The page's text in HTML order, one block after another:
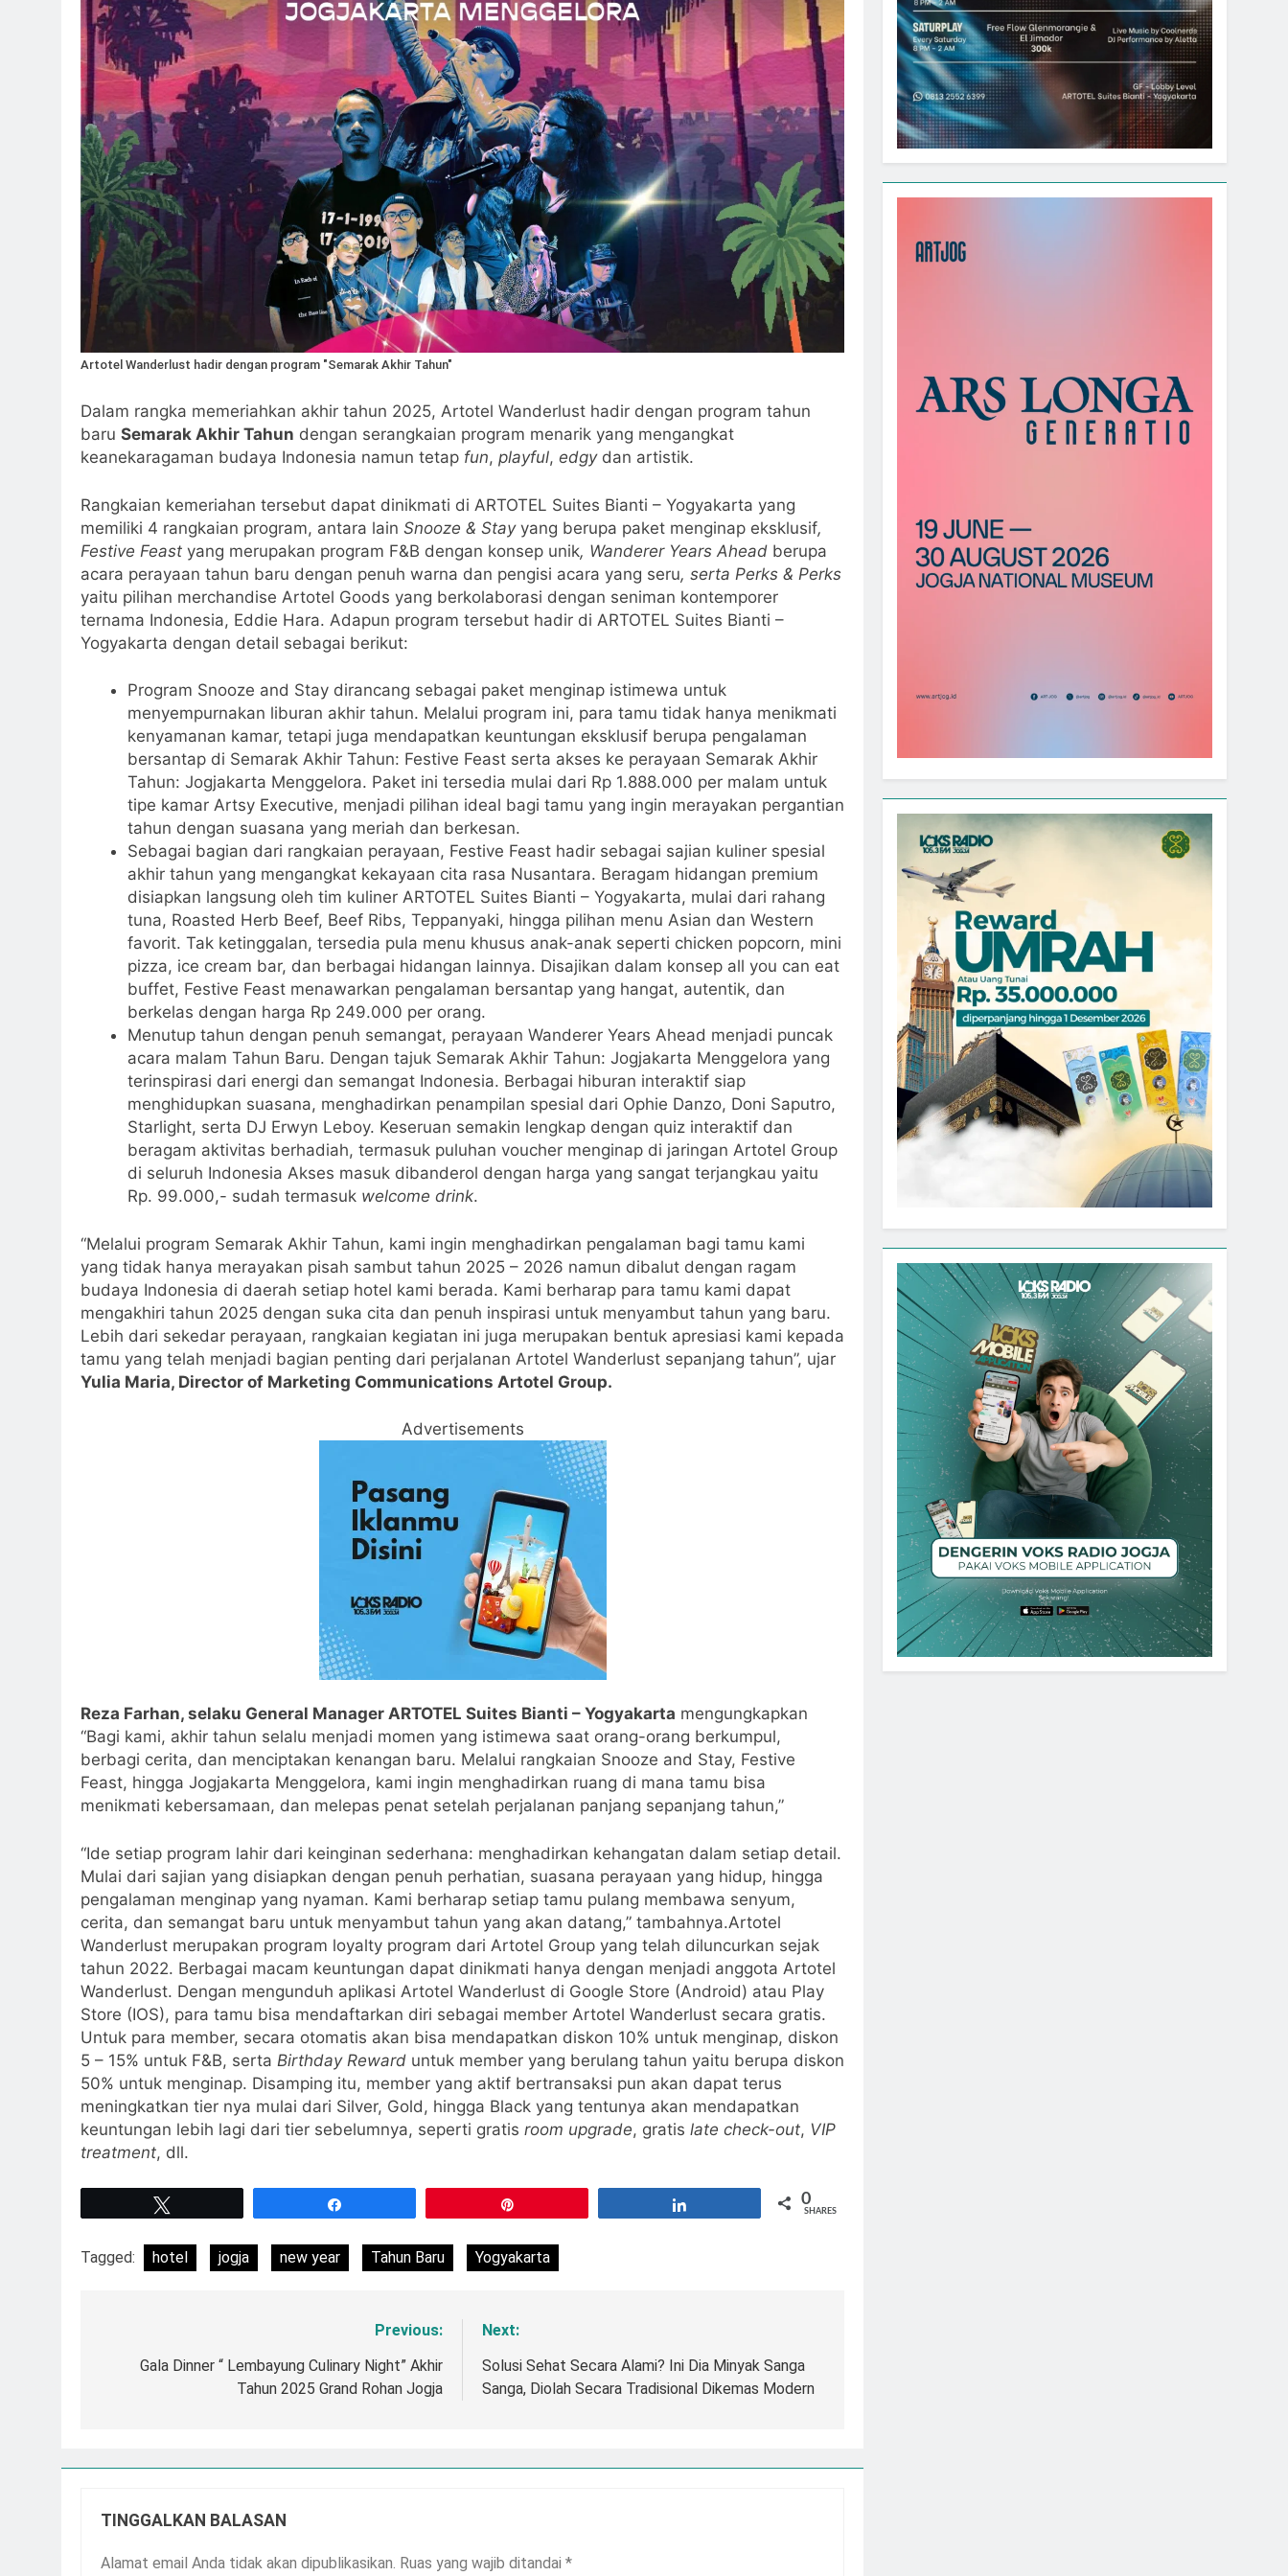
Artotel Wanderlust hadir dengan program "Semarak Akhir Tahun"
Dalam rangka memeriahkan akhir tahun 2025, Artotel Wanderlust hadir dengan program tahun
baru Semarak Akhir Tahun dengan serangkaian program menarik yang mengangkat
keanekaragaman budaya Indonesia namun tetap fun, playful, edgydan artistik.
Rangkaian kemeriahan tersebut dapat dinikmati di ARTOTEL Suites Bianti – Yogyakarta yang
memiliki 4 rangkaian program, antara lain Snooze & Stay yang berupa paket menginap eksklusif,
Festive Feast yang merupakan program F&B dengan konsep unik, Wanderer Years Ahead berupa
acara perayaan tahun baru dengan penuh warna dan pengisi acara yang seru, serta Perks & Perks
yaitu pilihan merchandise Artotel Goods yang berkolaborasi dengan seniman kontemporer
ternama Indonesia, Eddie Hara. Adapun program tersebut hadir di ARTOTEL Suites Bianti –
Yogyakarta dengan detail sebagai berikut:
Program Snooze and Stay dirancang sebagai paket menginap istimewa untuk
menyempurnakan liburan akhir tahun. Melalui program ini, para tamu tidak hanya menikmati
kenyamanan kamar, tetapi juga mendapatkan keuntungan eksklusif berupa pengalaman
bersantap di Semarak Akhir Tahun: Festive Feast serta akses ke perayaan Semarak Akhir
Tahun: Jogjakarta Menggelora. Paket ini tersedia mulai dari Rp 1.888.000 per malam untuk
tipe kamar Artsy Executive, menjadi pilihan ideal bagi tamu yang ingin merayakan pergantian
tahun dengan suasana yang meriah dan berkesan.
Sebagai bagian dari rangkaian perayaan, Festive Feast hadir sebagai sajian kuliner spesial
akhir tahun yang mengangkat kekayaan cita rasa Nusantara. Beragam hidangan premium
disiapkan langsung oleh tim kuliner ARTOTEL Suites Bianti – Yogyakarta, mulai dari rahang
tuna, Roasted Herb Beef, Beef Ribs, Teppanyaki, hingga pilihan menu Asian dan Western
favorit. Tak ketinggalan, tersedia pula menu khusus anak-anak seperti chicken popcorn, mini
pizza, ice cream bar, dan berbagai hidangan lainnya. Disajikan dalam konsep all you can eat
buffet, Festive Feast menawarkan pengalaman bersantap yang hangat, autentik, dan
berkelas dengan harga Rp 249.000 per orang.
Menutup tahun dengan penuh semangat, perayaan Wanderer Years Ahead menjadi puncak
acara malam Tahun Baru. Dengan tajuk Semarak Akhir Tahun: Jogjakarta Menggelora yang
terinspirasi dari energi dan semangat Indonesia. Berbagai hiburan interaktif siap
menghidupkan suasana, menghadirkan penampilan spesial dari Ophie Danzo, Doni Saputro,
Starlight, serta DJ Erwyn Leboy. Keseruan semakin lengkap dengan quiz interaktif dan
beragam aktivitas berhadiah, termasuk puluhan voucher menginap di jaringan Artotel Group
di seluruh Indonesia Akses masuk dibanderol dengan harga yang sangat terjangkau yaitu
Rp. 99.000,- sudah termasuk welcome drink.
“Melalui program Semarak Akhir Tahun, kami ingin menghadirkan pengalaman bagi tamu kami
yang tidak hanya merayakan pisah sambut tahun 2025 – 2026 namun dibalut dengan ragam
budaya Indonesia di daerah setiap hotel kami berada. Kami berharap para tamu kami dapat
mengakhiri tahun 2025 dengan suka cita dan penuh inspirasi untuk menyambut tahun yang baru.
Lebih dari sekedar perayaan, rangkaian kegiatan ini juga merupakan bentuk apresiasi kami kepada
tamu yang telah menjadi bagian penting dari perjalanan Artotel Wanderlust sepanjang tahun”, ujar
Yulia Maria, Director of Marketing Communications Artotel Group.
Advertisements
Reza Farhan, selaku General Manager ARTOTEL Suites Bianti – Yogyakarta mengungkapkan
“Bagi kami, akhir tahun selalu menjadi momen yang istimewa saat orang-orang berkumpul,
berbagi cerita, dan menciptakan kenangan baru. Melalui rangkaian Snooze and Stay, Festive
Feast, hingga Jogjakarta Menggelora, kami ingin menghadirkan ruang di mana tamu bisa
menikmati kebersamaan, dan melepas penat setelah perjalanan panjang sepanjang tahun,”
“Ide setiap program lahir dari keinginan sederhana: menghadirkan kehangatan dalam setiap detail.
Mulai dari sajian yang disiapkan dengan penuh perhatian, suasana perayaan yang hidup, hingga
pengalaman menginap yang nyaman. Kami berharap setiap tamu pulang membawa senyum,
cerita, dan semangat baru untuk menyambut tahun yang akan datang,” tambahnya.Artotel
Wanderlust merupakan program loyalty program dari Artotel Group yang telah diluncurkan sejak
tahun 2022. Berbagai macam keuntungan dapat dinikmati hanya dengan menjadi anggota Artotel
Wanderlust. Dengan mengunduh aplikasi Artotel Wanderlust di Google Store (Android) atau Play
Store (IOS), para tamu bisa mendaftarkan diri sebagai member Artotel Wanderlust secara gratis.
Untuk para member, secara otomatis akan bisa mendapatkan diskon 10% untuk menginap, diskon
5 – 15% untuk F&B, serta Birthday Reward untuk member yang berulang tahun yaitu berupa diskon
50% untuk menginap. Disamping itu, member yang aktif bertransaksi pun akan dapat terus
meningkatkan tier nya mulai dari Silver, Gold, hingga Black yang tentunya akan mendapatkan
keuntungan lebih lagi dari tier sebelumnya, seperti gratis room upgrade, gratis late check-out, VIP
treatment, dll.
0
SHARES
Tagged: hotel jogja new year Tahun Baru Yogyakarta
Previous:
Gala Dinner “ Lembayung Culinary Night” Akhir
Tahun 2025 Grand Rohan Jogja
Next:
Solusi Sehat Secara Alami? Ini Dia Minyak Sanga
Sanga, Diolah Secara Tradisional Dikemas Modern
TINGGALKAN BALASAN
Alamat email Anda tidak akan dipublikasikan. Ruas yang wajib ditandai *